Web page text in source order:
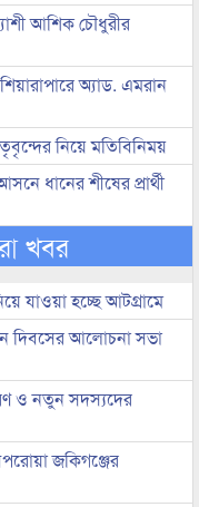
আশিক চৌধুরীর
অ্যাড. এমরান
নিয়ে মতিবিনিময়
ধানের শীষের প্রার্থী
খবর
যাওয়া হচ্ছে আটগ্রামে
দিবসের আলোচনা সভা
ও নতুন সদস্যদের
জকিগঞ্জের